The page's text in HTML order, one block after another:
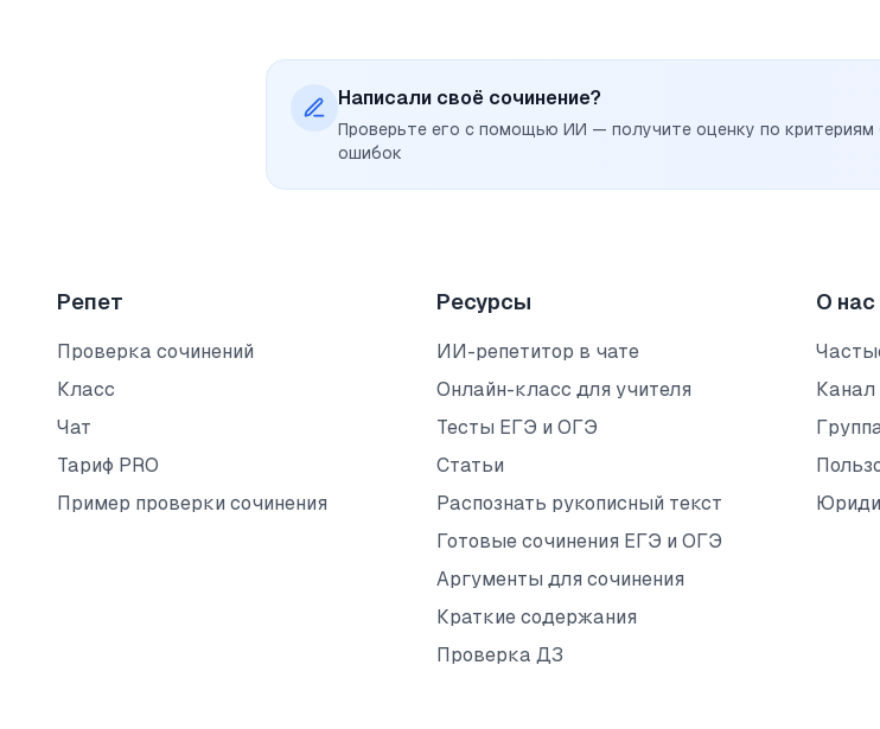
Написали своё сочинение?
Проверьте его с помощью ИИ — получите оценку по
ошибок
Репет
Проверка сочинений
Класс
Чат
Тариф PRO
Пример проверки сочинения
Ресурсы
ИИ-репетитор в чате
Онлайн-класс для учителя
Тесты ЕГЭ и ОГЭ
Статьи
Распознать рукописный текст
Готовые сочинения ЕГЭ и ОГЭ
Аргументы для сочинения
Краткие содержания
Проверка ДЗ
О нас
Канал